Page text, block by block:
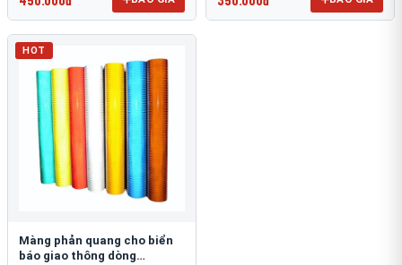
HOT
Màng phản quang cho biển
báo giao thông dòng